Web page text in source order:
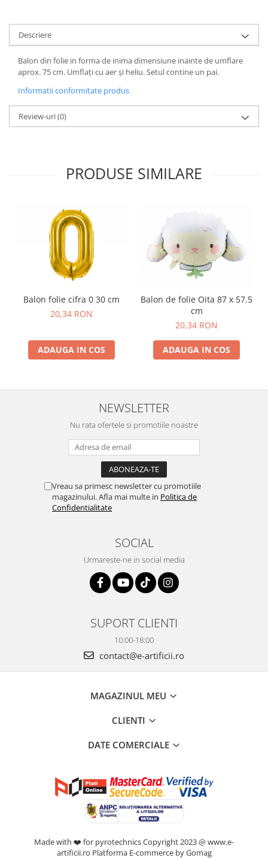
Descriere
Balon din folie in forma de inima dimensiune inainte de umflare
aprox. 75 cm. Umflați cu aer și heliu. Setul contine un pai.
Informatii conformitate produs
Review-uri(0)
PRODUSE SIMILARE
Balon folie cifra 0 30 cm
20,34 RON
ADAUGA IN COS
Balon de folie Oita 87 x 57.5
cm
20,34 RON
ADAUGA IN COS
NEWSLETTER
Nu rata ofertele si promotiile noastre
Vreau sa primesc newsletter cu promotiile
magazinului. Afla mai multe in Politica de
Confidentialitate
SOCIAL
Urmareste-ne in social media
SUPORT CLIENTI
10:00-18:00
contact@e-artificii.ro
MAGAZINUL MEU
CLIENTI
DATE COMERCIALE
Made with ❤️ for pyrotechnics Copyright 2023 @ www.e-
artificii.ro Platforma E-commerce by Gomag